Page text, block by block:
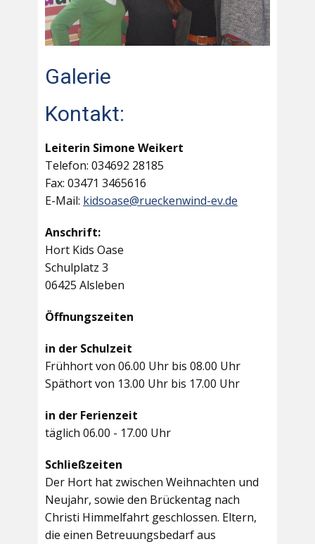
Galerie
Kontakt:
Leiterin Simone Weikert
Telefon: 034692 28185
Fax: 03471 3465616
E-Mail: kidsoase@rueckenwind-ev.de
Anschrift:
Hort Kids Oase
Schulplatz 3
06425 Alsleben
Öffnungszeiten
in der Schulzeit
Frühhort von 06.00 Uhr bis 08.00 Uhr
Späthort von 13.00 Uhr bis 17.00 Uhr
in der Ferienzeit
täglich 06.00 - 17.00 Uhr
Schließzeiten
Der Hort hat zwischen Weihnachten und
Neujahr, sowie den Brückentag nach
Christi Himmelfahrt geschlossen. Eltern,
die einen Betreuungsbedarf aus